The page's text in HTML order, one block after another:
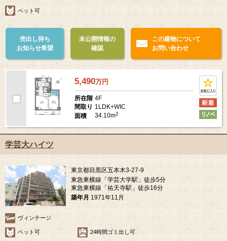
ペット可
売出し待ち
お知らせ希望
未公開情報の
確認
この建物について
お問い合わせ
5,490万円
所在階 4F
間取り 1LDK+WIC
面積
34.10m2
学芸大ハイツ
東京都目黒区五本木3-27-9
東急東横線「学芸大学駅」徒歩5分
東急東横線「祐天寺駅」徒歩16分
築年月 1971年11月
ヴィンテージ
ペット可 24時間ゴミ出し可